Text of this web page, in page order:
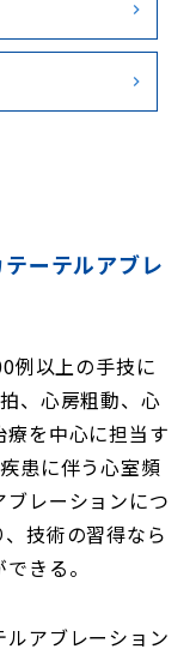
ーテルアブレ
例以上の手技に
、心房粗動、心
を中心に担当す
患に伴う心室頻
レーションにつ
技術の習得なら
きる。
アブレーション